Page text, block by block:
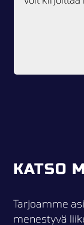
KATSO
Tarjoamme
menestyvä